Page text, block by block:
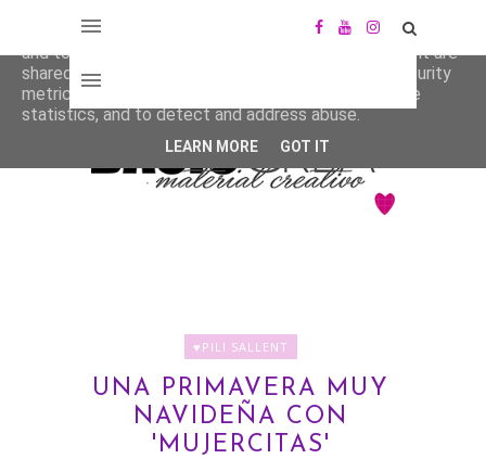
♥PILI SALLENT
UNA PRIMAVERA MUY
NAVIDEÑA CON
'MUJERCITAS'
This site uses cookies from Google to deliver its services
and to analyze traffic. Your IP address and user-agent are
shared with Google along with performance and security
metrics to ensure quality of service, generate usage
statistics, and to detect and address abuse.
LEARN MORE GOT IT